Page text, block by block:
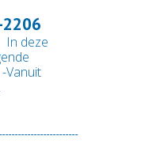
In deze
Vanuit